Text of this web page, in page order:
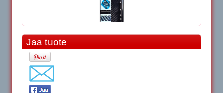
Signum S-7000 Jännityskone (Pöytämalli)
Jaa tuote